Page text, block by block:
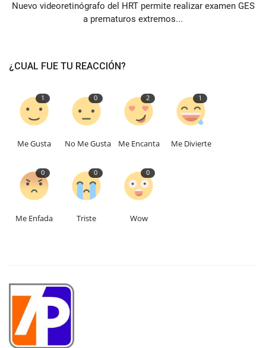
Nuevo videoretinógrafo del HRT permite realizar examen GES
a prematuros extremos...
¿CUAL FUE TU REACCIÓN?
1
Me Gusta
0
No Me Gusta
2
Me Encanta
1
Me Divierte
0
Me Enfada
0
Triste
0
Wow